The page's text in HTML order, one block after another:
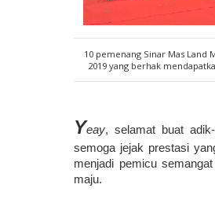
10 pemenang Sinar Mas Land
2019 yang berhak
Yeay, selamat buat
semoga jejak prestasi
menjadi pemicu
maju.